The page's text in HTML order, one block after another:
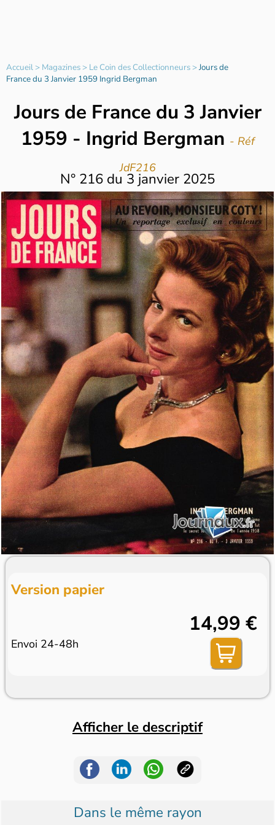
Accueil> Magazines> Le Coin des Collectionneurs>Jours de
France du 3 Janvier 1959 Ingrid Bergman
Jours de France du 3 Janvier
1959 - Ingrid Bergman - Réf
JdF216
N° 216 du 3 janvier 2025
Version papier
Envoi 24-48h
14,99 €
Afficher le descriptif
Dans le même rayon